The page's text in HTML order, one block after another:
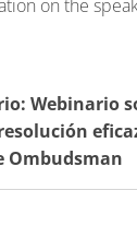
on the
Webinario
Ombudsman